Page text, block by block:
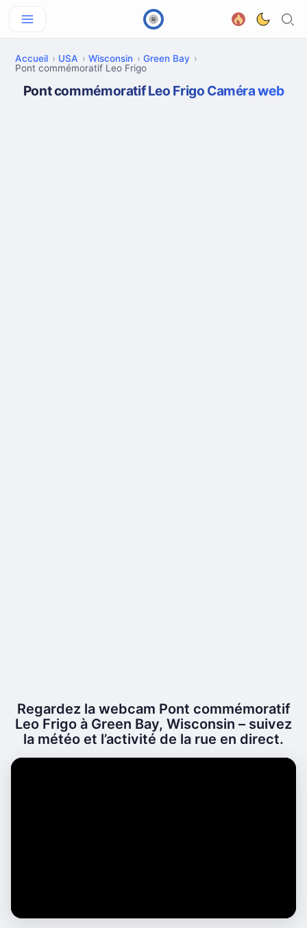
Accueil USA Wisconsin
Green Bay
Pont commémoratif Leo Frigo
Pont commémoratif Leo Frigo Caméra web
Regardez la webcam Pont commémoratif
Leo Frigo à Green Bay, Wisconsin – suivez
la météo et l’activité de la rue en direct.